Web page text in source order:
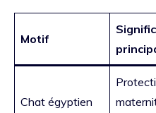
Motif
Chat égyptien